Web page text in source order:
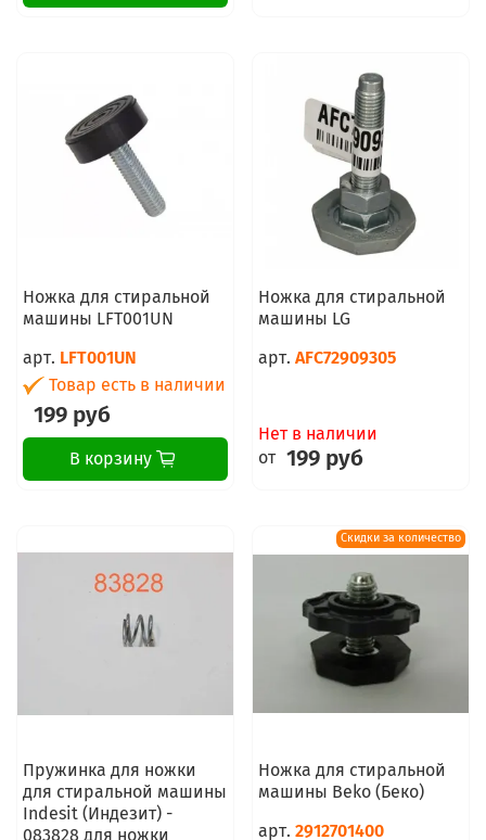
Ножка для стиральной
машины LFT001UN
арт. LFT001UN
Товар есть в наличии
199 руб
В корзину
Ножка для стиральной
машины LG
арт. AFC72909305
Нет в наличии
от 199 руб
Пружинка для ножки
для стиральной машины
Indesit (Индезит) -
083828 для ножки
Скидки за количество
Ножка для стиральной
машины Beko (Беко)
арт. 2912701400